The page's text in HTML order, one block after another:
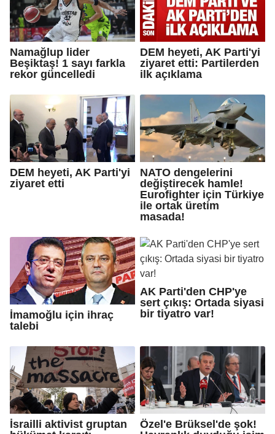
Namağlup lider
Beşiktaş! 1 sayı farkla
rekor güncelledi
DEM heyeti, AK Parti'yi
ziyaret etti: Partilerden
ilk açıklama
DEM heyeti, AK Parti'yi
ziyaret etti
NATO dengelerini
değiştirecek hamle!
Eurofighter için Türkiye
ile ortak üretim
masada!
İmamoğlu için ihraç
talebi
AK Parti'den CHP'ye
sert çıkış: Ortada siyasi
bir tiyatro var!
İsrailli aktivist gruptan
Özel'e Brüksel'de şok!